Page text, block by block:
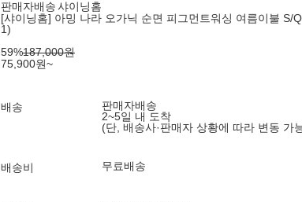
판매자배송샤이닝홈
[샤이닝홈] 아밍 나라 오가닉 순면 피그먼트워싱 여름이불 S/
1)
59%187,000원
75,900원~
배송
판매자배송
2~5일 내 도착
(단, 배송사·판매자 상황에 따라 변동 가
배송비 무료배송